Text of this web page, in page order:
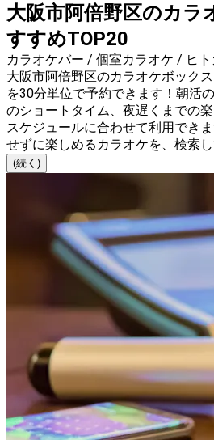
大阪市阿倍野区のカラ
すすめTOP20
カラオケバー / 個室カラオケ / ヒ
大阪市阿倍野区のカラオケボック
を30分単位で予約できます！朝活
のショートタイム、夜遅くまでの
スケジュールに合わせて利用でき
せずに楽しめるカラオケを、検索
(続く)